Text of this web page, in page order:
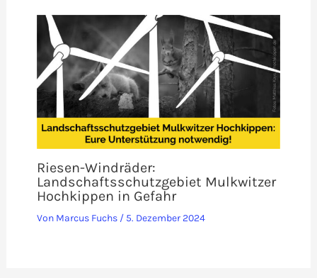
Riesen-Windräder:
Landschaftsschutzgebiet Mulkwitzer
Hochkippen in Gefahr
Von Marcus Fuchs / 5. Dezember 2024